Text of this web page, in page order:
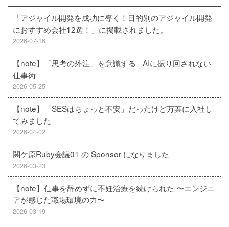
「アジャイル開発を成功に導く！目的別のアジャイル開発
におすすめ会社12選！」に掲載されました。
2026-07-16
【note】「思考の外注」を意識する - AIに振り回されない
仕事術
2026-05-25
【note】「SESはちょっと不安」だったけど万葉に入社し
てみました
2026-04-02
関ケ原Ruby会議01 の Sponsor になりました
2026-03-23
【note】仕事を辞めずに不妊治療を続けられた 〜エンジニ
アが感じた職場環境の力〜
2026-03-19